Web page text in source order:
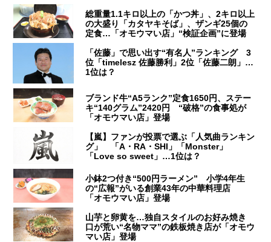
総重量1.1キロ以上の「かつ丼」、2キロ以上
の大盛り「カタヤキそば」、ザンギ25個の
定食…「オモウマい店」“検証企画”に登場
「佐藤」で思い出す“有名人”ランキング 3
位「timelesz 佐藤勝利」2位「佐藤二朗」…
1位は？
ブランド牛“A5ランク”定食1650円、ステー
キ“140グラム”2420円 “破格”の食事処が
「オモウマい店」登場
【嵐】ファンが投票で選ぶ「人気曲ランキン
グ」 「A・RA・SHI」「Monster」
「Love so sweet」…1位は？
小鉢2つ付き“500円ラーメン” 小学4年生
の“広報”がいる創業43年の中華料理店
「オモウマい店」登場
山芋と卵黄を…独自スタイルのお好み焼き
口が荒い“名物ママ”の鉄板焼き店が「オモウ
マい店」登場